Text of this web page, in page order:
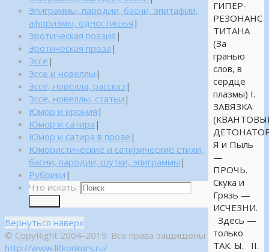
ГИПЕР-
РЕЗОНАНС
ТИТАНА
(За
гранью
слов, в
сердце
плазмы) I.
ЗАВЯЗКА
Я и Пыль
—
ПРОЧЬ.
Скука и
Грязь —
ИСЧЕЗНИ.
Здесь —
только
ТАК. Ы. II.
Эпиграммы, пародии, басни, эпитафии,
афоризмы, одностишья |
Эротическая поэзия |
Эротическая проза |
Эссе |
Эссе и новеллы |
Эссе, новелла, рассказ |
Эссе, новеллы, статьи |
Юмор и ирония |
Юмор и сатира |
Юмор и сатира в прозе |
Юмористические и сатирические стихи,
басни, пародии, шутки, эпиграммы |
Рубрики |
Что искать:
Вернуться наверх
© CopyRight 2004-2019. Все права защищены
http://www.litkonkurs.ru/